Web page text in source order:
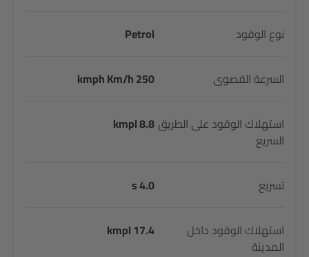
نوع الوقود Petrol
السرعة القصوى 250 kmph Km/h
استهلاك الوقود على الطريق
السريع
8.8 kmpl
تسريع 4.0 s
استهلاك الوقود داخل
المدينة
17.4 kmpl